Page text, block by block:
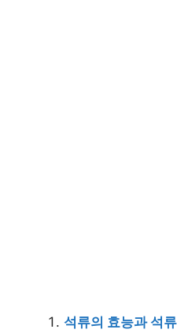
석류의 효능과 석